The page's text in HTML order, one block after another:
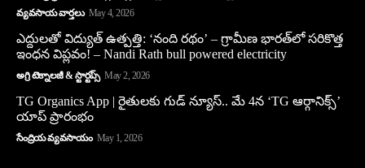
వ్యవసాయ వార్తలు May 4, 2026
ఎద్దులతో విద్యుత్ ఉత్పత్తి: ‘నంది రథం’ – గ్రామీణ భారత్‌లో సరికొత్త
ఇంధన విప్లవం! – Nandi Rath bull powered electricity
అగ్రి టెక్నాలజీ & స్టార్టప్స్ May 2, 2026
TG Organics App | రైతులకు గుడ్ న్యూస్.. మే 4న ‘TG ఆర్గానిక్స్’
యాప్ ప్రారంభం
సేంద్రియ వ్యవసాయం May 1, 2026